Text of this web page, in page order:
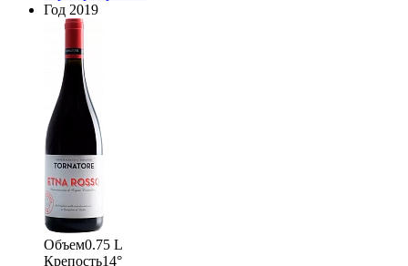
Год 2019
Объем0.75 L
Крепость14°